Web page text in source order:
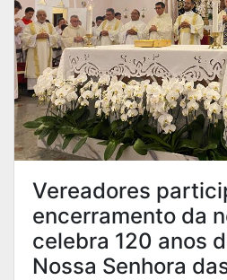
Vereadores
encerramento da
celebra 120 anos
Nossa Senhora